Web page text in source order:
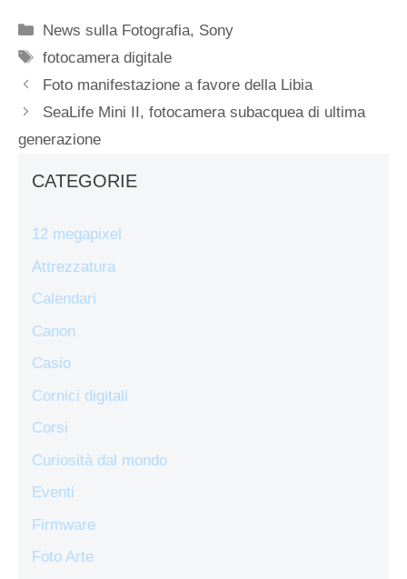
Categorie
News sulla Fotografia, Sony
Tag
fotocamera digitale
Foto manifestazione a favore della Libia
SeaLife Mini II, fotocamera subacquea di ultima
generazione
CATEGORIE
12 megapixel
Attrezzatura
Calendari
Canon
Casio
Cornici digitali
Corsi
Curiosità dal mondo
Eventi
Firmware
Foto Arte